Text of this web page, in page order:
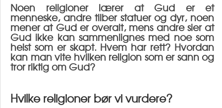
Noen religioner lærer at Gud er et
menneske, andre tilber statuer og dyr, noen
mener at Gud er overalt, mens andre sier at
Gud ikke kan sammenlignes med noe som
helst som er skapt. Hvem har rett? Hvordan
kan man vite hvilken religion som er sann og
tror riktig om Gud?
Hvilke religioner bør vi vurdere?